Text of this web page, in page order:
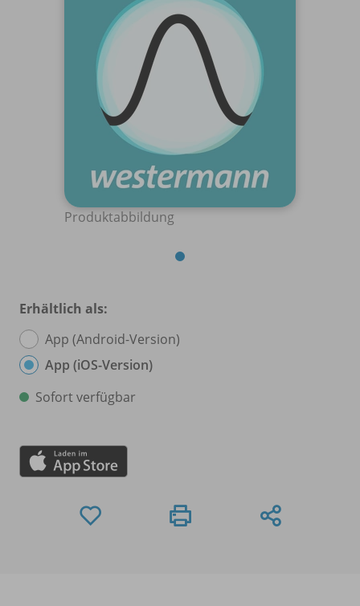
Produktabbildung
Erhältlich als:
App (Android-Version)
App (iOS-Version)
Sofort verfügbar